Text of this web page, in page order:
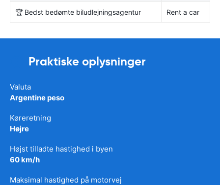
🏆 Bedst bedømte biludlejningsagentur Rent a car
Praktiske oplysninger
Valuta
Argentine peso
Køreretning
Højre
Højst tilladte hastighed i byen
60 km/h
Maksimal hastighed på motorvej